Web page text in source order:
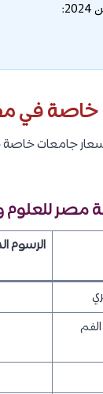
في مصر
مصر للعلوم
الرسوم